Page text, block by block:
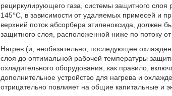
рециркулирующего газа, системы защитного
145°C, в зависимости от удаляемых примесей и
верхний поток абсорбера этиленоксида, должен
защитного слоя, расположенной ниже по потоку
Нагрев (и, необязательно, последующее
слоя до оптимальной рабочей температуры
охладительного оборудования, как правило,
дополнительное устройство для нагрева и
отрицательно повлияет на общие капитальные и